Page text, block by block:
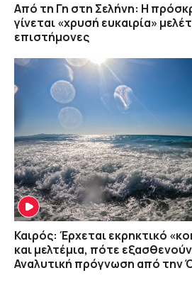
Από τη Γη στη Σελήνη: Η
γίνεται «χρυσή ευκαιρία»
επιστήμονες
Καιρός: Έρχεται εκρηκτικό
και μελτέμια, πότε εξασθενούν
Αναλυτική πρόγνωση από την